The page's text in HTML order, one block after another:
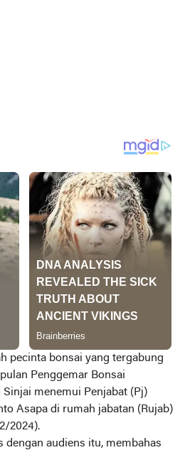
pecinta bonsai yang tergabung
Penggemar Bonsai
Sinjai menemui Penjabat (Pj)
Asapa di rumah jabatan (Rujab)
2024).
dengan audiens itu, membahas